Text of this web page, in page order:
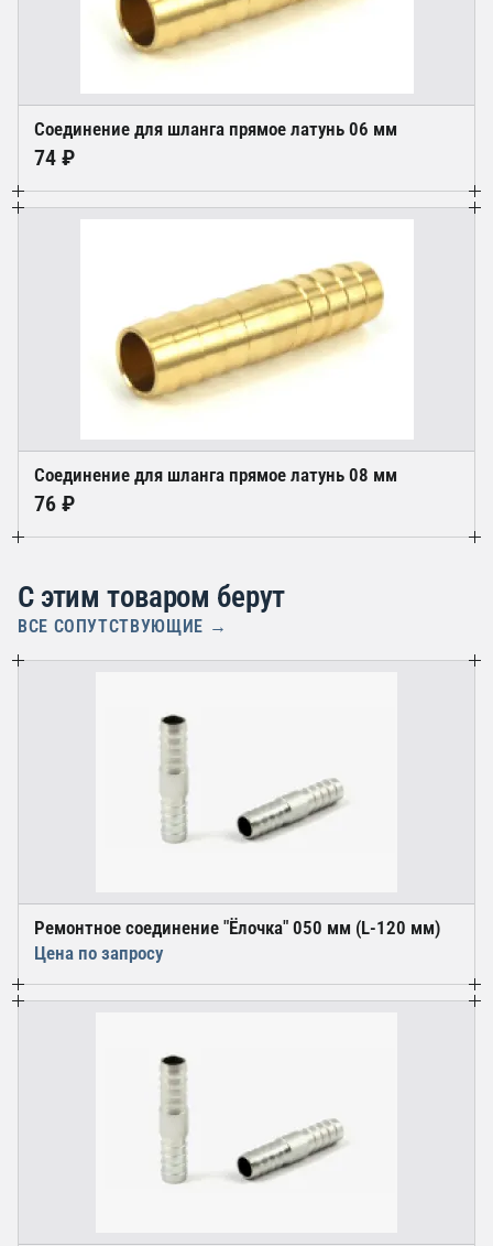
Соединение для шланга прямое латунь 06 мм
74 ₽
Соединение для шланга прямое латунь 08 мм
76 ₽
С этим товаром берут
ВСЕ СОПУТСТВУЮЩИЕ →
Ремонтное соединение "Ёлочка" 050 мм (L-120 мм)
Цена по запросу